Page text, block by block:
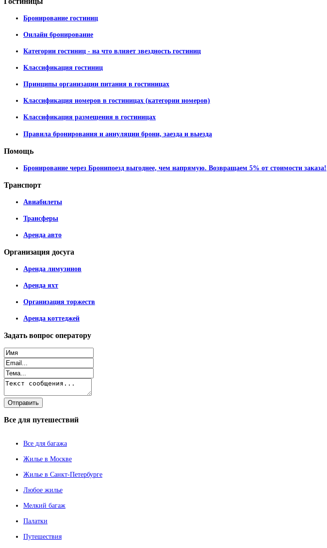
Бронирование гостиниц
Онлайн бронирование
Категории гостиниц - на что влияет звездность гостиниц
Классификация гостиниц
Принципы организации питания в гостиницах
Классификация номеров в гостиницах (категории номеров)
Классификация размещения в гостиницах
Правила бронирования и аннуляции брони, заезда и выезда
Помощь
Бронирование через Бронипоезд выгоднее, чем напрямую. Возвращаем 5% от стоимости заказа!
Транспорт
Авиабилеты
Трансферы
Аренда авто
Организация досуга
Аренда лимузинов
Аренда яхт
Организация торжеств
Аренда коттеджей
Задать вопрос оператору
Все для путешествий
Все для багажа
Жилье в Москве
Жилье в Санкт-Петербурге
Любое жилье
Мелкий багаж
Палатки
Путешествия